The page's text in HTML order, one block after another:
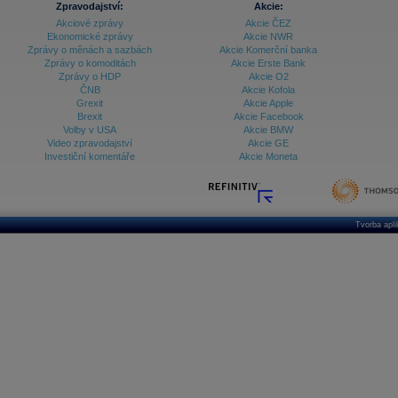
Databanka - Ekonomický růst
Databanka - Indexy
Databanka - Měnové kurzy
Databanka - Trh práce
Databanka - Úrokové sazby
Databanka - Veřejné rozpočty
Databanka akcie - Svět
Zpravodajství:
Akciové zprávy
Ekonomické zprávy
Zprávy o měnách a sazbách
Zprávy o komoditách
Zprávy o HDP
ČNB
Grexit
Brexit
Volby v USA
Video zpravodajství
Investiční komentáře
Akcie:
Akcie ČEZ
Akcie NWR
Akcie Komerční banka
Akcie Erste Bank
Akcie O2
Akcie Kofola
Akcie Apple
Akcie Facebook
Akcie BMW
Akcie GE
Akcie Moneta
Tvorba